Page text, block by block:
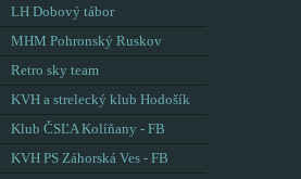
LH Dobový tábor
MHM Pohronský Ruskov
Retro sky team
KVH a strelecký klub Hodošík
Klub ČSĽA Kolíňany - FB
KVH PS Záhorská Ves - FB